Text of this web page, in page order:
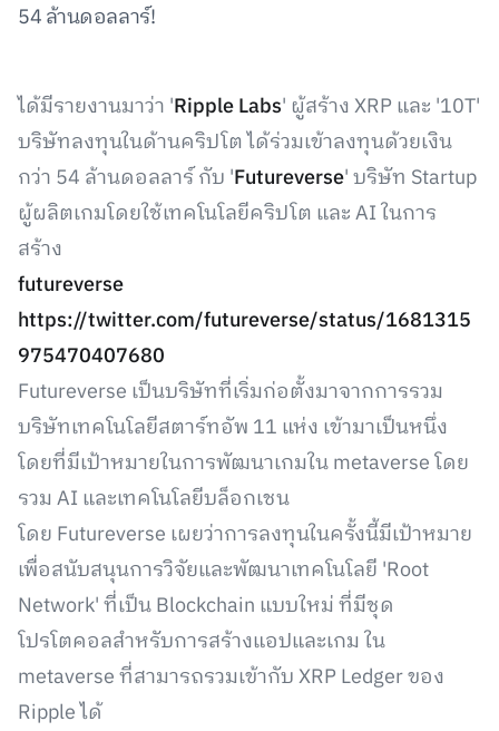
54 ล้านดอลลาร์!
ได้มีรายงานมาว่า 'Ripple Labs' ผู้สร้าง XRP และ '10T'
บริษัทลงทุนในด้านคริปโต ได้ร่วมเข้าลงทุนด้วยเงิน
กว่า 54 ล้านดอลลาร์ กับ 'Futureverse' บริษัท Startup
ผู้ผลิตเกมโดยใช้เทคโนโลยีคริปโต และ AI ในการ
สร้าง
futureverse
https://twitter.com/futureverse/status/1681315
975470407680
Futureverse เป็นบริษัทที่เริ่มก่อตั้งมาจากการรวม
บริษัทเทคโนโลยีสตาร์ทอัพ 11 แห่ง เข้ามาเป็นหนึ่ง
โดยที่มีเป้าหมายในการพัฒนาเกมใน metaverse โดย
รวม AI และเทคโนโลยีบล็อกเชน
โดย Futureverse เผยว่าการลงทุนในครั้งนี้มีเป้าหมาย
เพื่อสนับสนุนการวิจัยและพัฒนาเทคโนโลยี 'Root
Network' ที่เป็น Blockchain แบบใหม่ ที่มีชุด
โปรโตคอลสำหรับการสร้างแอปและเกม ใน
metaverse ที่สามารถรวมเข้ากับ XRP Ledger ของ
Ripple ได้